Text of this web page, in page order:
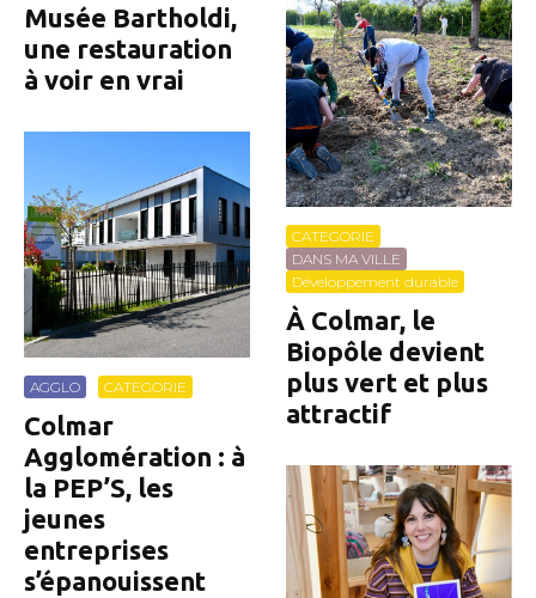
Musée Bartholdi,
une restauration
à voir en vrai
AGGLO CATEGORIE
Colmar
Agglomération : à
la PEP’S, les
jeunes
entreprises
s’épanouissent
CATEGORIE
DANS MA VILLE
Développement durable
À Colmar, le
Biopôle devient
plus vert et plus
attractif